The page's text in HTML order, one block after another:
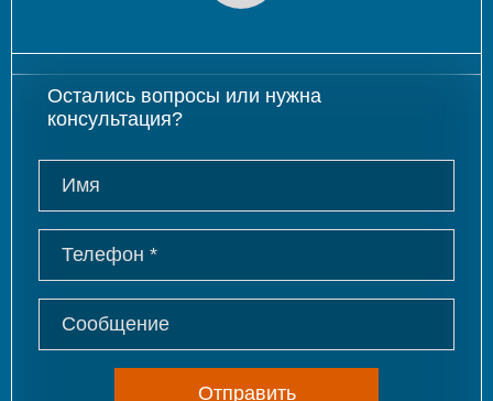
Остались вопросы или нужна
консультация?
Отправить